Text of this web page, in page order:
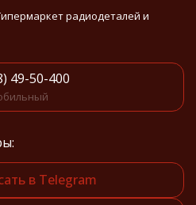
радиодеталей и
49-50-400
в Telegram